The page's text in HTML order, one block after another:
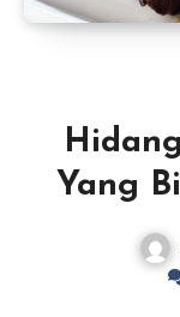
Yang